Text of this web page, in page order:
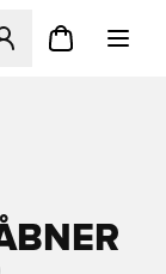
Modal til at